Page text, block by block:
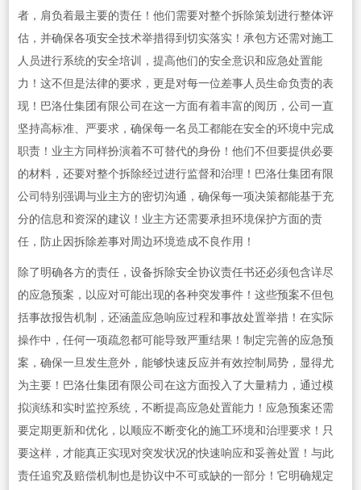
者，肩负着最主要的责任！他们需要对整个拆除策划进行整体评
估，并确保各项安全技术举措得到切实落实！承包方还需对施工
人员进行系统的安全培训，提高他们的安全意识和应急处置能
力！这不但是法律的要求，更是对每一位差事人员生命负责的表
现！巴洛仕集团有限公司在这一方面有着丰富的阅历，公司一直
坚持高标准、严要求，确保每一名员工都能在安全的环境中完成
职责！业主方同样扮演着不可替代的身份！他们不但要提供必要
的材料，还要对整个拆除经过进行监督和治理！巴洛仕集团有限
公司特别强调与业主方的密切沟通，确保每一项决策都能基于充
分的信息和资深的建议！业主方还需要承担环境保护方面的责
任，防止因拆除差事对周边环境造成不良作用！
除了明确各方的责任，设备拆除安全协议责任书还必须包含详尽
的应急预案，以应对可能出现的各种突发事件！这些预案不但包
括事故报告机制，还涵盖应急响应过程和事故处置举措！在实际
操作中，任何一项疏忽都可能导致严重结果！制定完善的应急预
案，确保一旦发生意外，能够快速反应并有效控制局势，显得尤
为主要！巴洛仕集团有限公司在这方面投入了大量精力，通过模
拟演练和实时监控系统，不断提高应急处置能力！应急预案还需
要定期更新和优化，以顺应不断变化的施工环境和治理要求！只
要这样，才能真正实现对突发状况的快速响应和妥善处置！与此
责任追究及赔偿机制也是协议中不可或缺的一部分！它明确规定